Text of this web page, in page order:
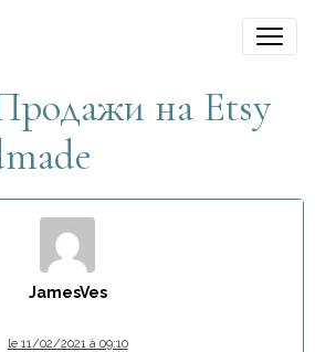
на Etsy
JamesVes
le 11/02/2021 à 09:10